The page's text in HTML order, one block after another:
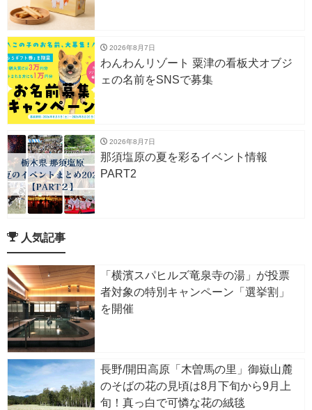
2026年8月7日
わんわんリゾート 粟津の看板犬オブジ
ェの名前をSNSで募集
2026年8月7日
那須塩原の夏を彩るイベント情報
PART2
人気記事
「横濱スパヒルズ竜泉寺の湯」が投票
者対象の特別キャンペーン「選挙割」
を開催
長野/開田高原「木曽馬の里」御嶽山麓
のそばの花の見頃は8月下旬から9月上
旬！真っ白で可憐な花の絨毯